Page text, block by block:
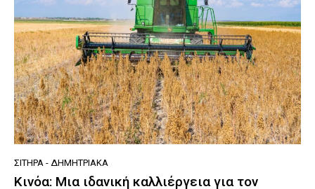
ΣΙΤΗΡΆ - ΔΗΜΗΤΡΙΑΚΆ
Κινόα: Μια ιδανική καλλιέργεια για τον